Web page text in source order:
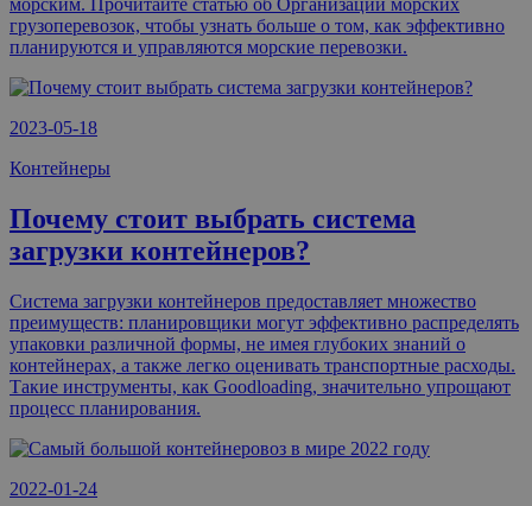
морским. Прочитайте статью об Oрганизации морских
грузоперевозок, чтобы узнать больше о том, как эффективно
планируются и управляются морские перевозки.
2023-05-18
Контейнеры
Почему стоит выбрать система
загрузки контейнеров?
Система загрузки контейнеров предоставляет множество
преимуществ: планировщики могут эффективно распределять
упаковки различной формы, не имея глубоких знаний о
контейнерах, а также легко оценивать транспортные расходы.
Такие инструменты, как Goodloading, значительно упрощают
процесс планирования.
2022-01-24